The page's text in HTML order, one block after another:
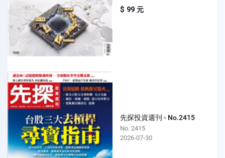
$ 99 元
先探投資週刊 - No.2415
No. 2415
2026-07-30